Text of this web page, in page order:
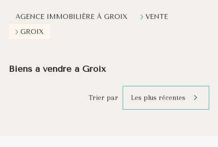
AGENCE IMMOBILIÈRE À GROIX VENTE
GROIX
Biens à vendre à Groix
Trier par Les plus récentes